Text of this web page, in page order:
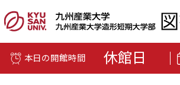
本日の開館時間 休館日